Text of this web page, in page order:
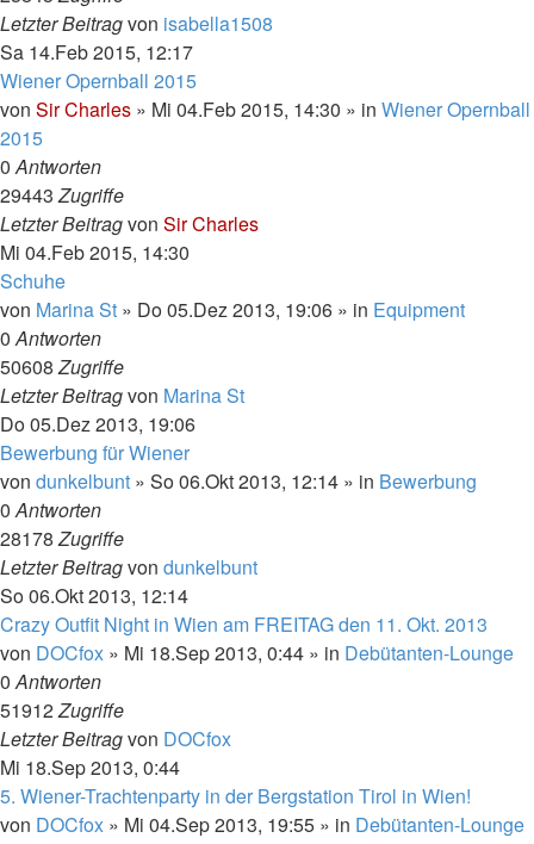
Letzter Beitragvon isabella1508
Sa 14.Feb 2015, 12:17
Wiener Opernball 2015
von Sir Charles » Mi 04.Feb 2015, 14:30 » in Wiener Opernball
2015
0Antworten
29443Zugriffe
Letzter Beitragvon Sir Charles
Mi 04.Feb 2015, 14:30
Schuhe
von Marina St » Do 05.Dez 2013, 19:06 » in Equipment
0Antworten
50608Zugriffe
Letzter Beitragvon Marina St
Do 05.Dez 2013, 19:06
Bewerbung für Wiener
von dunkelbunt » So 06.Okt 2013, 12:14 » in Bewerbung
0Antworten
28178Zugriffe
Letzter Beitragvon dunkelbunt
So 06.Okt 2013, 12:14
Crazy Outfit Night in Wien am FREITAG den 11. Okt. 2013
von DOCfox » Mi 18.Sep 2013, 0:44 » in Debütanten-Lounge
0Antworten
51912Zugriffe
Letzter Beitragvon DOCfox
Mi 18.Sep 2013, 0:44
5. Wiener-Trachtenparty in der Bergstation Tirol in Wien!
von DOCfox » Mi 04.Sep 2013, 19:55 » in Debütanten-Lounge